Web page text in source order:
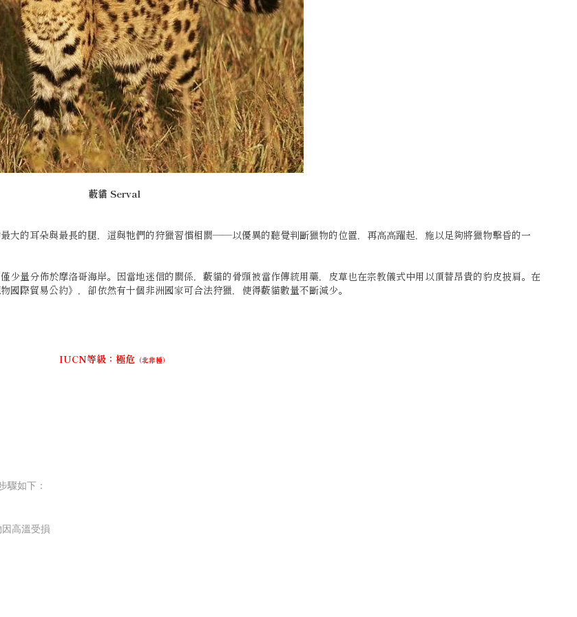
藪貓 Serval
大的耳朵與最長的腿，這與牠們的狩獵習慣相關——以優異的聽覺判斷獵物的位置，再高高躍起，施以足夠將獵物擊昏的一
少量分佈於摩洛哥海岸。因當地迷信的關係，藪貓的骨頭被當作傳統用藥，皮草也在宗教儀式中用以頂替昂貴的豹皮披肩。在
際貿易公約》，卻依然有十個非洲國家可合法狩獵，使得藪貓數量不斷減少。
IUCN等級：極危 （北非種）
驟如下：
高溫受損